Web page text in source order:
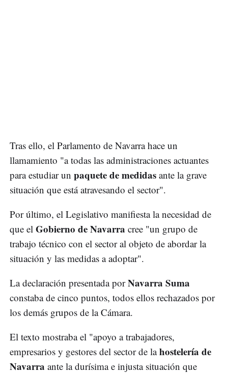
Tras ello, el Parlamento de Navarra hace un
llamamiento "a todas las administraciones actuantes
para estudiar un paquete de medidas ante la grave
situación que está atravesando el sector".
Por último, el Legislativo manifiesta la necesidad de
que el Gobierno de Navarra cree "un grupo de
trabajo técnico con el sector al objeto de abordar la
situación y las medidas a adoptar".
La declaración presentada porNavarra Suma
constaba de cinco puntos, todos ellos rechazados por
los demás grupos de la Cámara.
El texto mostraba el "apoyo a trabajadores,
empresarios y gestores del sector de lahostelería de
Navarra ante la durísima e injusta situación que